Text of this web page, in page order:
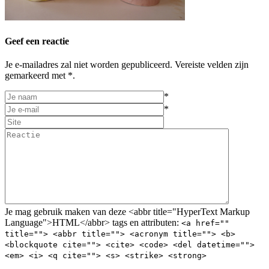
Geef een reactie
Je e-mailadres zal niet worden gepubliceerd. Vereiste velden zijn
gemarkeerd met *.
*
*
Je mag gebruik maken van deze <abbr title="HyperText Markup
Language">HTML</abbr> tags en attributen: <a href=""
title=""> <abbr title=""> <acronym title=""> <b>
<blockquote cite=""> <cite> <code> <del datetime="">
<em> <i> <q cite=""> <s> <strike> <strong>